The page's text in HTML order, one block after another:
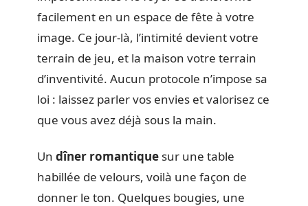
facilement en un espace de fête à votre
image. Ce jour-là, l’intimité devient votre
terrain de jeu, et la maison votre terrain
d’inventivité. Aucun protocole n’impose sa
loi : laissez parler vos envies et valorisez ce
que vous avez déjà sous la main.
Un dîner romantique sur une table
habillée de velours, voilà une façon de
donner le ton. Quelques bougies, une